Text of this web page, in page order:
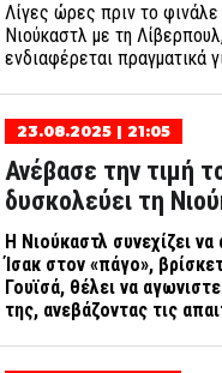
Λίγες ώρες πριν το
Νιούκαστλ με τη
ενδιαφέρεται πραγματικά
23.08.2025 | 21:05
Ανέβασε την τιμή
δυσκολεύει τη
Η Νιούκαστλ συνεχίζει
Ίσακ στον «πάγο»,
Γουϊσά, θέλει να
της, ανεβάζοντας τις